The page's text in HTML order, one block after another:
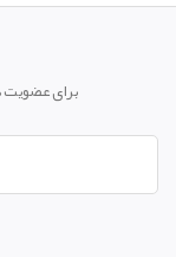
برای عضویت